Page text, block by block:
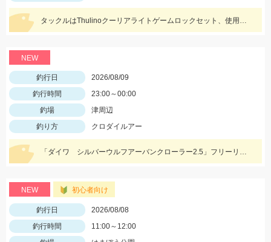
タックルはThulinoクーリアライトゲームロックセット、使用ルアーはアイマ祈晴(キハル)MD75F。20cm超え多くハリ飛ばされました。
NEW
釣行日
2026/08/09
釣行時間
23:00～00:00
釣場
津周辺
釣り方
クロダイルアー
「ダイワ シルバーウルフアーバンクローラー2.5」フリーリグでヒット！
NEW 初心者向け
釣行日
2026/08/08
釣行時間
11:00～12:00